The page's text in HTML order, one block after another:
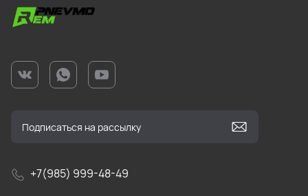
+7(985) 999-48-49